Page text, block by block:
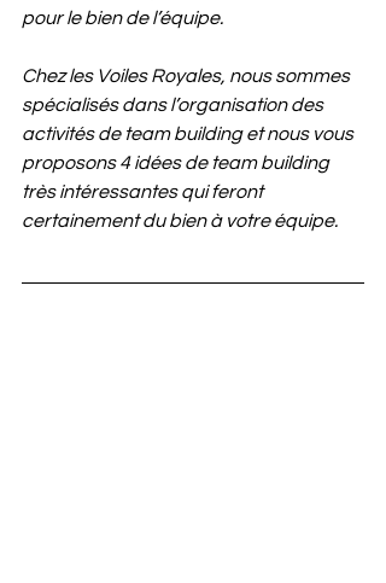
pour le bien de l’équipe.
Chez les Voiles Royales, nous sommes
spécialisés dans l’organisation des
activités de team building et nous vous
proposons 4 idées de team building
très intéressantes qui feront
certainement du bien à votre équipe.